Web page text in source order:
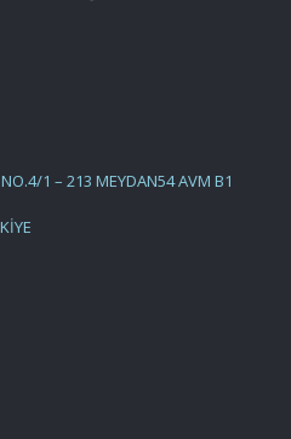
1 – 213 MEYDAN54 AVM B1